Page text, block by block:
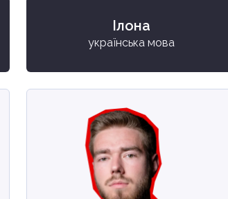
Ілона
українська мова